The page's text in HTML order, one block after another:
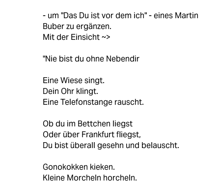
- um "Das Du ist vor dem ich" - eines Martin
Buber zu ergänzen.
Mit der Einsicht ~>
"Nie bist du ohne Nebendir
Eine Wiese singt.
Dein Ohr klingt.
Eine Telefonstange rauscht.
Ob du im Bettchen liegst
Oder über Frankfurt fliegst,
Du bist überall gesehn und belauscht.
Gonokokken kieken.
Kleine Morcheln horcheln.